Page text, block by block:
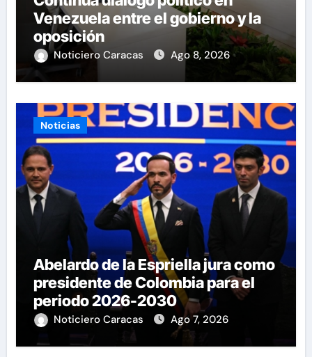
Venezuela entre el gobierno y la
oposición
Noticiero Caracas Ago 8, 2026
Noticias
Abelardo de la Espriella jura como
presidente de Colombia para el
periodo 2026-2030
Noticiero Caracas Ago 7, 2026